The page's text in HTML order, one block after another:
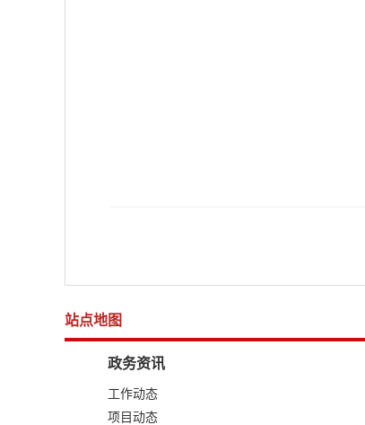
站点地图
政务资讯
工作动态
项目动态